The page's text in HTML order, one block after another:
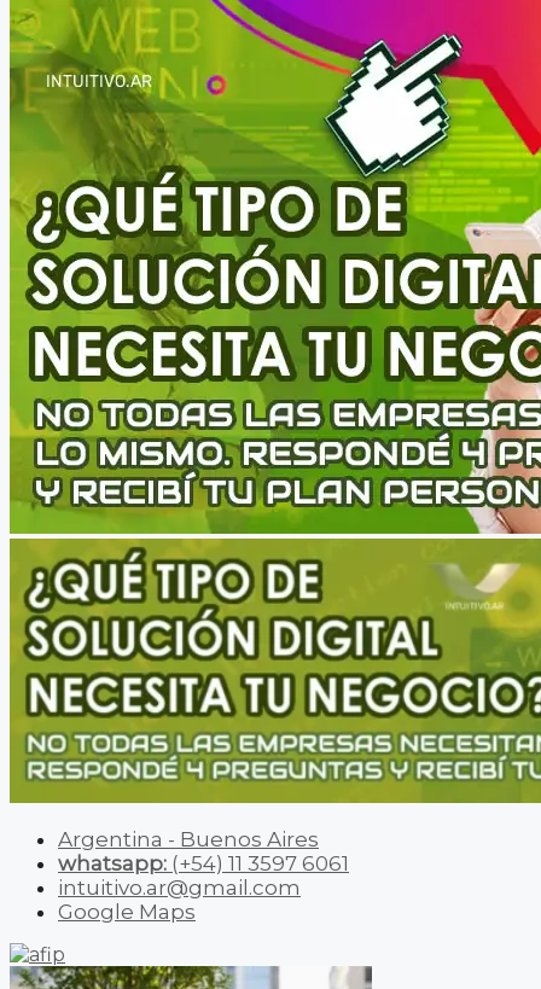
Argentina - Buenos Aires
whatsapp: (+54) 11 3597 6061
intuitivo.ar@gmail.com
Google Maps